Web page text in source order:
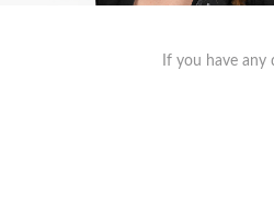
If you have any